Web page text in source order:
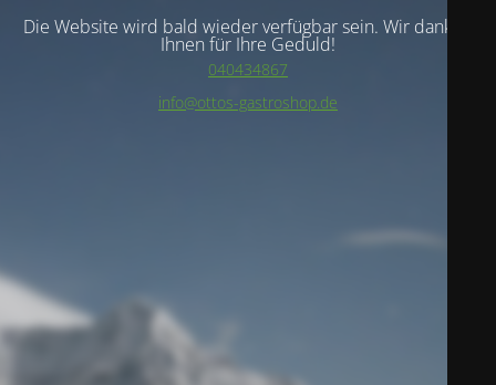
Die Website wird bald wieder verfügbar sein. Wir danken
Ihnen für Ihre Geduld!
040434867
info@ottos-gastroshop.de